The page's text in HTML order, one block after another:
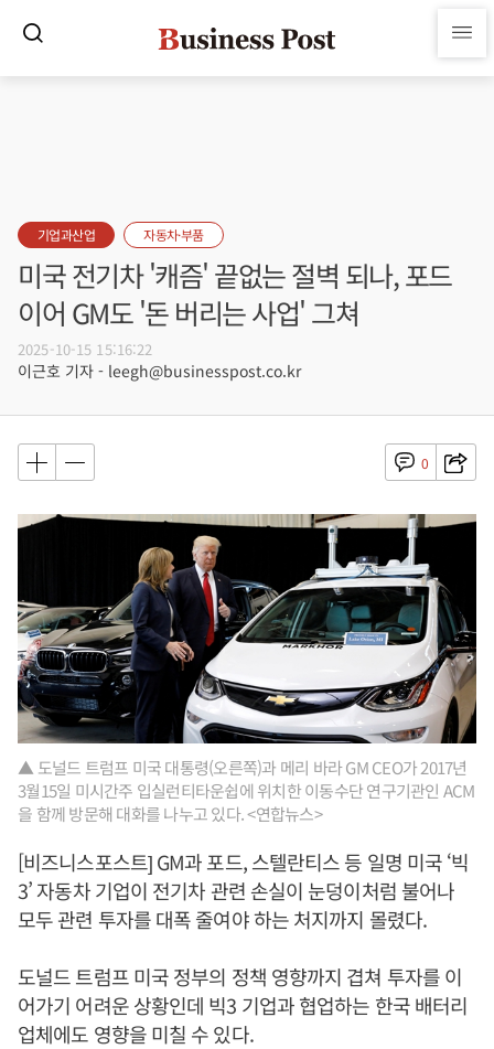
기업과산업 자동차·부품
미국 전기차 '캐즘' 끝없는 절벽 되나, 포드
이어 GM도 '돈 버리는 사업' 그쳐
2025-10-15 15:16:22
이근호 기자 - leegh@businesspost.co.kr
0
▲ 도널드 트럼프 미국 대통령(오른쪽)과 메리 바라 GM CEO가 2017년
3월15일 미시간주 입실런티타운쉽에 위치한 이동수단 연구기관인 ACM
을 함께 방문해 대화를 나누고 있다. <연합뉴스>
[비즈니스포스트] GM과 포드, 스텔란티스 등 일명 미국 ‘빅
3’ 자동차 기업이 전기차 관련 손실이 눈덩이처럼 불어나
모두 관련 투자를 대폭 줄여야 하는 처지까지 몰렸다.
도널드 트럼프 미국 정부의 정책 영향까지 겹쳐 투자를 이
어가기 어려운 상황인데 빅3 기업과 협업하는 한국 배터리
업체에도 영향을 미칠 수 있다.